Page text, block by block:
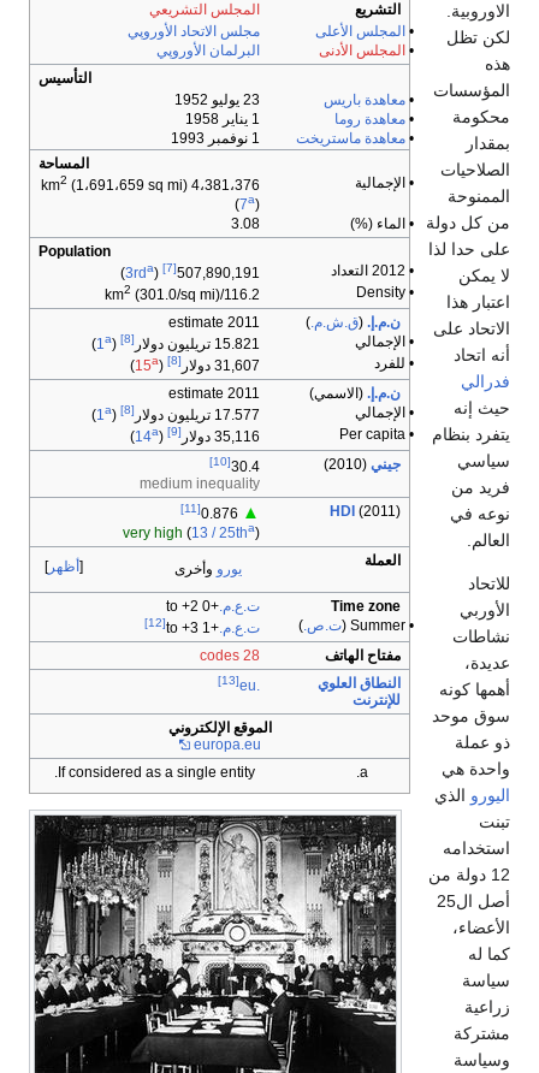
التشريع
المجلس التشريعي
• المجلس الأعلى
مجلس الاتحاد الأوروپي
• المجلس الأدنى
البرلمان الأوروپي
التأسيس
•معاهدة باريس
23 يوليو 1952
•معاهدة روما
1 يناير 1958
•معاهدة ماستريخت
1 نوفمبر 1993
المساحة
• الإجمالية
4،381،376 km 2 (1،691،659 sq mi)
(7a)
• الماء (%)
3.08
Population
• 2012 التعداد
507,890,191
[7]
(
3rda
)
• Density
116.2/km
2 (301.0/sq mi)
ن.م.إ. (ق.ش.م.)
2011 estimate
• الإجمالي
15.821 تريليون دولار [8]
(
1a
)
• للفرد
31,607 دولار [8]
(
15a
)
ن.م.إ. (الاسمي)
2011 estimate
• الإجمالي
17.577 تريليون دولار [8]
(
1a
)
• Per capita
35,116 دولار [9]
(
14a
)
جيني (2010)
30.4
[10]
medium inequality
HDI (2011)
▲
[11]
very high (13 / 25tha)
العملة
أظهر يورو وأخرى
Time zone ت.ع.م.+0 to +2
• Summer (
ت.ص.) ت.ع.م.+1 to +3
[12]
مفتاح الهاتف
28 codes
النطاق العلوي
للإنترنت
.eu
[13]
الموقع الإلكتروني
europa.eu
If considered as a single entity.
الاوروبية.
لكن تظل
هذه
المؤسسات
محكومة
بمقدار
الصلاحيات
الممنوحة
من كل دولة
على حدا لذا
لا يمكن
اعتبار هذا
الاتحاد على
أنه اتحاد
فدرالي
حيث إنه
يتفرد بنظام
سياسي
فريد من
نوعه في
العالم.
للاتحاد
الأوربي
نشاطات
عديدة،
أهمها كونه
سوق موحد
ذو عملة
واحدة هي
اليورو الذي
تبنت
استخدامه
12 دولة من
أصل ال25
الأعضاء،
كما له
سياسة
زراعية
مشتركة
وسياسة